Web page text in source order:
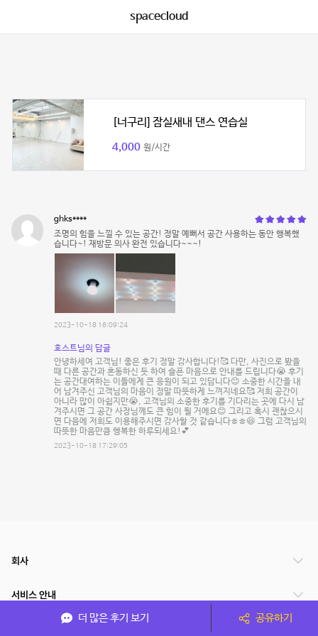
spacecloud
[너구리] 잠실새내 댄스 연습실
4,000 원/시간
ghks****
조명의 힘을 느낄 수 있는 공간! 정말 예뻐서 공간 사용하는 동안 행복했
습니다~! 재방문 의사 완전 있습니다~~~!
2023-10-18 16:09:24
호스트님의 답글
안녕하세여 고객님! 좋은 후기 정말 감사합니다!🥰 다만, 사진으로 봤을
때 다른 공간과 혼동하신 듯 하여 슬픈 마음으로 안내를 드립니다😭 후기
는 공간대여하는 이들에게 큰 응원이 되고 있답니다😊 소중한 시간을 내
어 남겨주신 고객님의 마음이 정말 따뜻하게 느껴지네요🥰 저희 공간이
아니라 많이 아쉽지만😭, 고객님의 소중한 후기를 기다리는 곳에 다시 남
겨주시면 그 공간 사장님께도 큰 힘이 될 거에요😊 그리고 혹시 괜찮으시
면 다음에 저희도 이용해주시면 감사할 것 같습니다ㅎㅎ😆 그럼 고객님의
따뜻한 마음만큼 행복한 하루되세요!💕
2023-10-18 17:29:05
더 많은 후기 보기 공유하기
회사
서비스 안내